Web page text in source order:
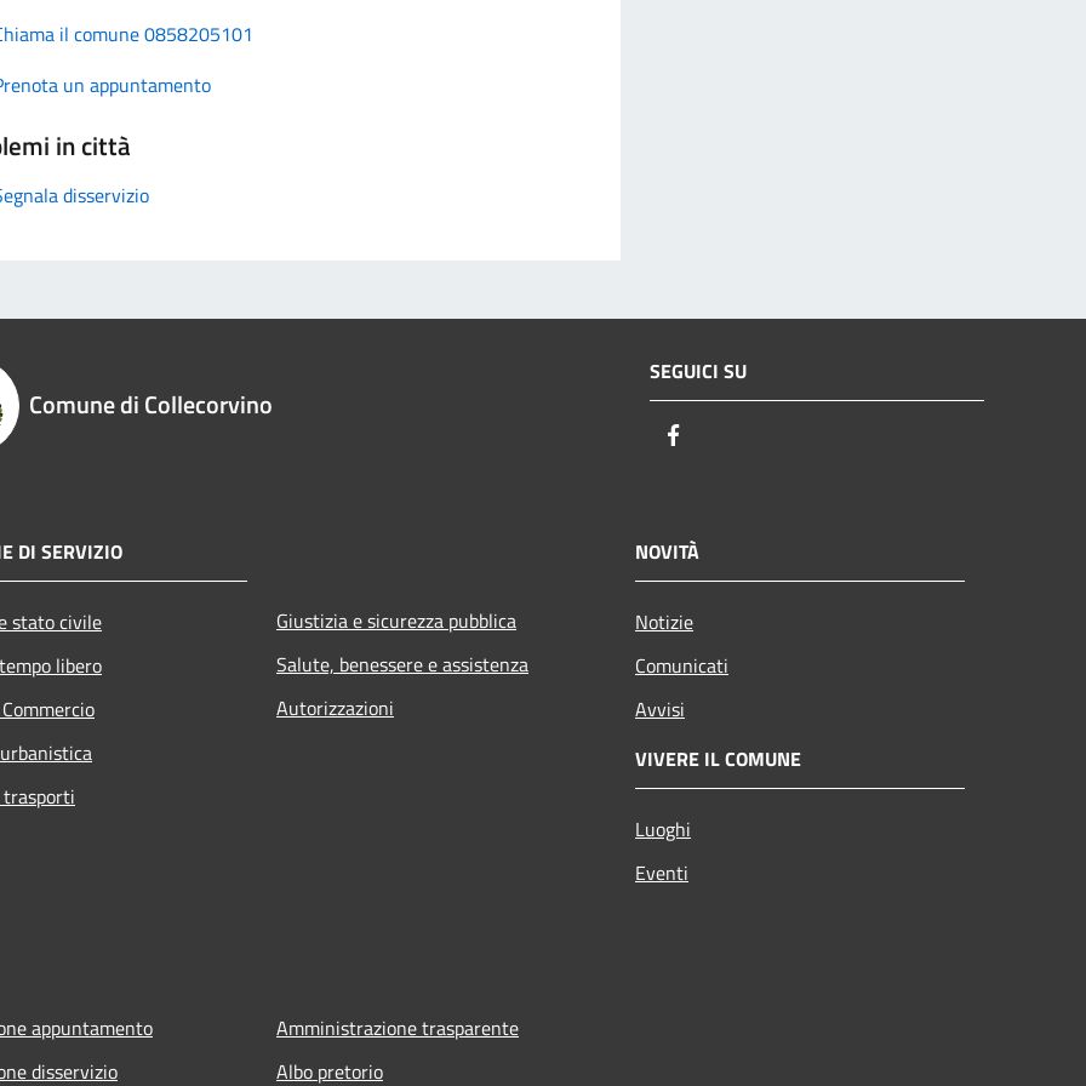
il comune 0858205101
un appuntamento
in città
disservizio
Comune di Collecorvino
SEGUICI SU
DI SERVIZIO
stato civile
libero
Giustizia e sicurezza pubblica
Salute, benessere e assistenza
Autorizzazioni
NOVITÀ
Notizie
Comunicati
Avvisi
VIVERE IL COMUNE
Luoghi
Eventi
appuntamento
disservizio
Amministrazione trasparente
Albo pretorio